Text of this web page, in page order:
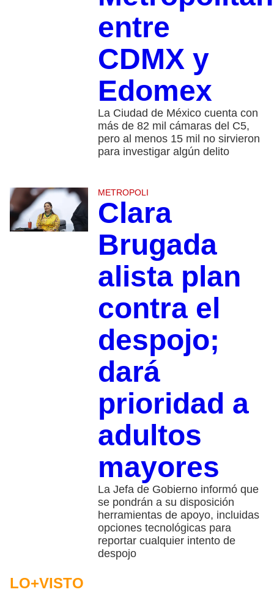
entre
CDMX y
Edomex
La Ciudad de México cuenta con
más de 82 mil cámaras del C5,
pero al menos 15 mil no sirvieron
para investigar algún delito
METROPOLI
Clara
Brugada
alista plan
contra el
despojo;
dará
prioridad a
adultos
mayores
La Jefa de Gobierno informó que
se pondrán a su disposición
herramientas de apoyo, incluidas
opciones tecnológicas para
reportar cualquier intento de
despojo
LO+VISTO